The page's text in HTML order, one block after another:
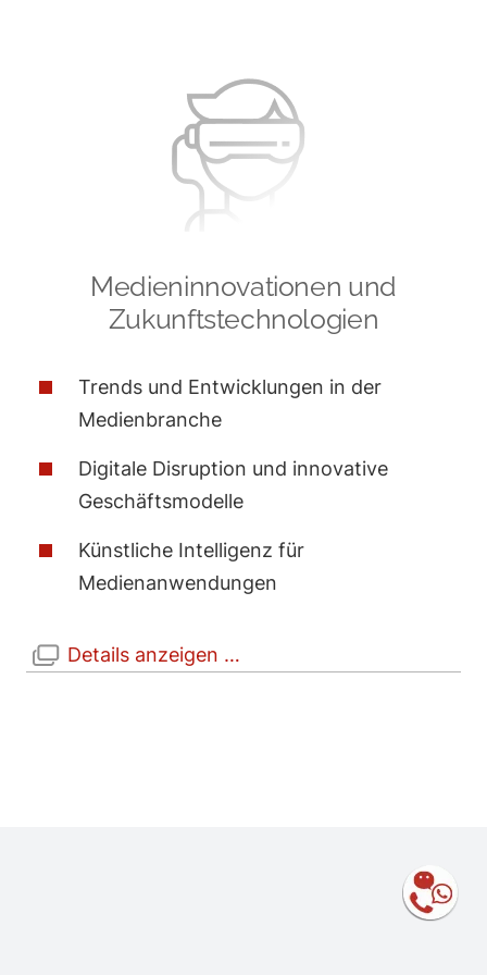
Medieninnovationen und
Zukunftstechnologien
Trends und Entwicklungen in der
Medienbranche
Digitale Disruption und innovative
Geschäftsmodelle
Künstliche Intelligenz für
Medienanwendungen
Details anzeigen …